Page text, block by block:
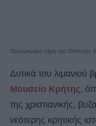
Πανοραμική λήψη της Πλατείας
Δυτικά του λιμανιού
Μουσείο Κρήτης,
της χριστιανικής,
νεότερης κρητικής